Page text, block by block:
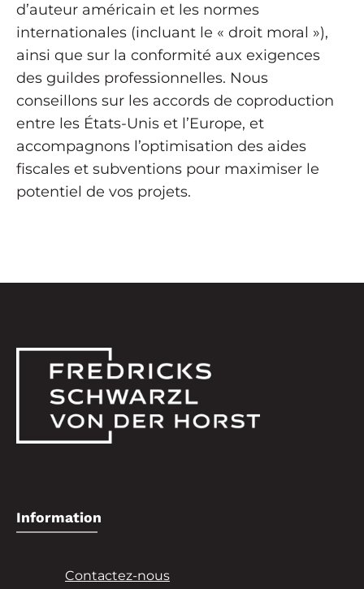
d’auteur américain et les normes
internationales (incluant le « droit moral »),
ainsi que sur la conformité aux exigences
des guildes professionnelles. Nous
conseillons sur les accords de coproduction
entre les États-Unis et l’Europe, et
accompagnons l’optimisation des aides
fiscales et subventions pour maximiser le
potentiel de vos projets.
Information
Contactez-nous